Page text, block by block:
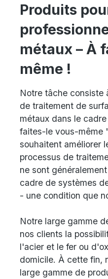
Produits
métaux – À
même !
Notre tâche consiste
de traitement de
métaux dans le
faites-le vous-même
souhaitent améliorer
processus de
ne sont
cadre de systèmes
- une condition que
Notre large gamme
nos clients la
l'acier et le fer ou
domicile. À cette fin,
large gamme de